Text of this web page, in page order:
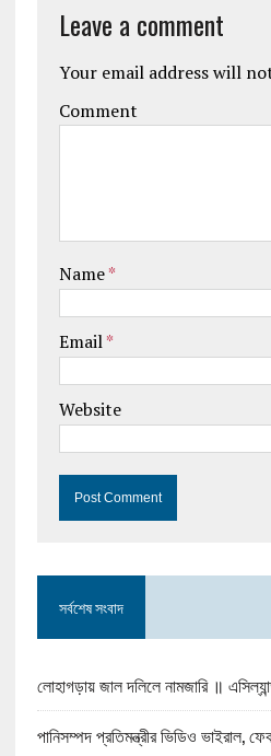
Leave a comment
Your email address will
Comment
Name*
Email*
Website
সর্বশেষ সংবাদ
লোহাগড়ায় জাল দলিলে নামজারি ॥
পানিসম্পদ প্রতিমন্ত্রীর ভিডিও ভাইরাল,